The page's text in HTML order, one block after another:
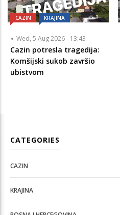
CAZIN KRAJINA
Wed, 5 Aug 2026 - 13:43
Cazin potresla tragedija:
Komšijski sukob završio
ubistvom
CATEGORIES
CAZIN
KRAJINA